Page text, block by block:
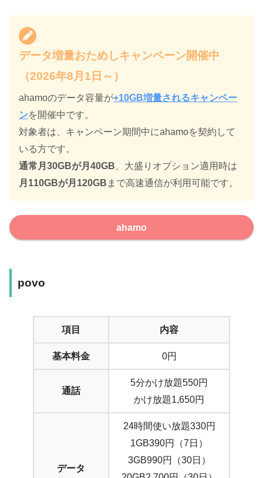
データ増量おためしキャンペーン開催中
（2026年8月1日～）
ahamoのデータ容量が+10GB増量されるキャンペー
ンを開催中です。
対象者は、キャンペーン期間中にahamoを契約して
いる方です。
通常月30GBが月40GB 、大盛りオプション適用時は
月110GBが月120GB まで高速通信が利用可能です。
ahamo
povo
項目 内容
基本料金 0円
通話
5分かけ放題550円
かけ放題1,650円
データ
24時間使い放題330円
1GB390円（7日）
3GB990円（30日）